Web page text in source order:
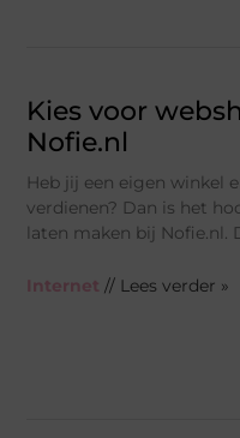
Kies voor
Nofie.nl
Heb jij een eigen winkel
verdienen? Dan is het
laten maken bij Nofie.nl.
Internet // Lees verder »